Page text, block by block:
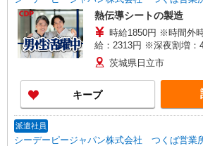
熱伝導シートの製造
時給1850円 ※時間外
給：2313円 ※深夜割増：
茨城県日立市
キープ
派遣社員
シーデーピージャパン株式会社 つくば営業